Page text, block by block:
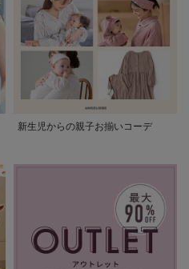
新生児からの親子お揃いコーデ